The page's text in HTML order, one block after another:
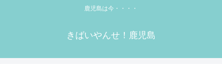
鹿児島は今・・・・
きばいやんせ！鹿児島